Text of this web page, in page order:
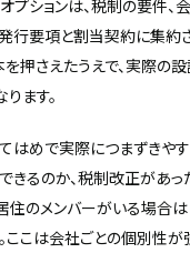
プションは、税制の要件、
行要項と割当契約に集約
押さえたうえで、実際の
ます。
はめで実際につまずきや
きるのか、税制改正があ
住のメンバーがいる場合
ここは会社ごとの個別性が